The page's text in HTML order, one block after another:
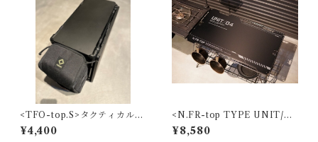
<TFO-top.S>タクティカルフ
ィールドオフィスTOP.Sサイ
ズ
¥4,400
<N.FR-top TYPE UNIT/04
> ブラック
¥8,580